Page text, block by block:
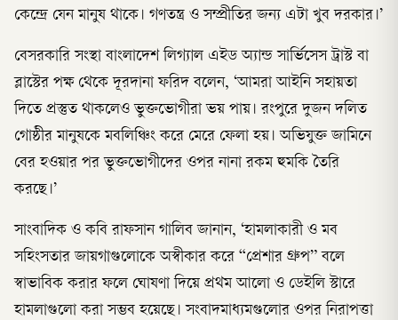
কেন্দ্রে যেন মানুষ থাকে। গণতন্ত্র ও সম্প্রীতির জন্য এটা খুব দরকার।’
বেসরকারি সংস্থা বাংলাদেশ লিগ্যাল এইড অ্যান্ড সার্ভিসেস ট্রাস্ট বা
ব্লাস্টের পক্ষ থেকে দূরদানা ফরিদ বলেন, ‘আমরা আইনি সহায়তা
দিতে প্রস্তুত থাকলেও ভুক্তভোগীরা ভয় পায়। রংপুরে দুজন দলিত
গোষ্ঠীর মানুষকে মবলিঞ্চিং করে মেরে ফেলা হয়। অভিযুক্ত জামিনে
বের হওয়ার পর ভুক্তভোগীদের ওপর নানা রকম হুমকি তৈরি
করছে।’
সাংবাদিক ও কবি রাফসান গালিব জানান, ‘হামলাকারী ও মব
সহিংসতার জায়গাগুলোকে অস্বীকার করে “প্রেশার গ্রুপ” বলে
স্বাভাবিক করার ফলে ঘোষণা দিয়ে প্রথম আলো ও ডেইলি স্টারে
হামলাগুলো করা সম্ভব হয়েছে। সংবাদমাধ্যমগুলোর ওপর নিরাপত্তা